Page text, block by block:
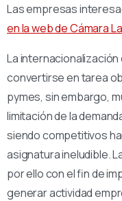
Las empresas
en la web de Cámara
La
convertirse en tarea
pymes, sin embargo,
limitación de la
siendo competitivos
asignatura ineludible.
por ello con el fin de
generar actividad